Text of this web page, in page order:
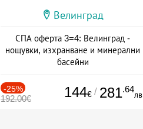
Велинград
СПА оферта 3=4: Велинград -
нощувки, изхранване и минерални
басейни
-25%
192.00€ 144€ / 281.64
лв.